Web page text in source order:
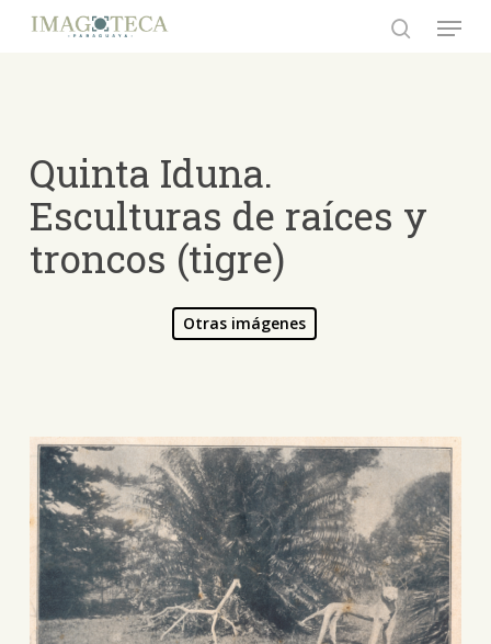
Menu
Quinta Iduna.
Esculturas de raíces y
troncos (tigre)
Otras imágenes